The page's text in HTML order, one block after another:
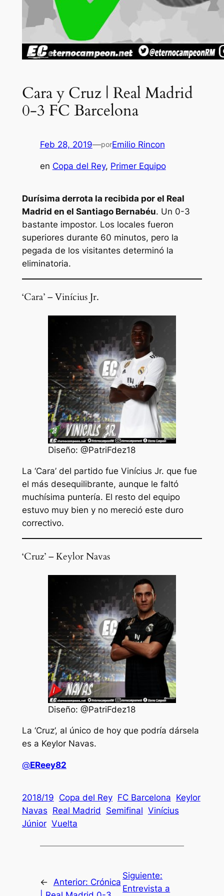
Cara y Cruz | Real Madrid
0-3 FC Barcelona
Feb 28, 2019—porEmilio Rincon
en Copa del Rey, Primer Equipo
Durísima derrota la recibida por el Real
Madrid en el Santiago Bernabéu. Un 0-3
bastante impostor. Los locales fueron
superiores durante 60 minutos, pero la
pegada de los visitantes determinó la
eliminatoria.
‘Cara’ – Vinícius Jr.
Diseño: @PatriFdez18
La ‘Cara’ del partido fue Vinícius Jr. que fue
el más desequilibrante, aunque le faltó
muchísima puntería. El resto del equipo
estuvo muy bien y no mereció este duro
correctivo.
‘Cruz’ – Keylor Navas
Diseño: @PatriFdez18
La ‘Cruz’, al único de hoy que podría dársela
es a Keylor Navas.
@EReey82
2018/19 Copa del Rey FC Barcelona Keylor
Navas Real Madrid Semifinal Vinícius
Júnior Vuelta
← Anterior: Crónica
Siguiente:
Entrevista a